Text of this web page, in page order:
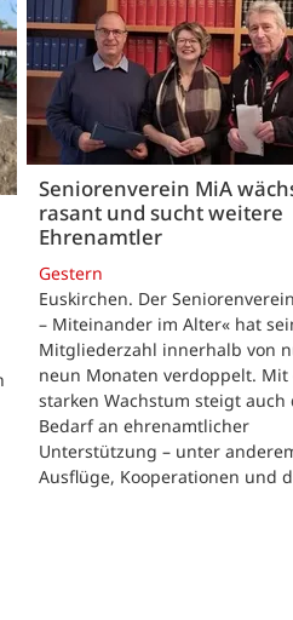
Seniorenverein MiA
rasant und sucht weitere
Ehrenamtler
Gestern
Euskirchen. Der
– Miteinander im Alter« hat
Mitgliederzahl innerhalb von
neun Monaten verdoppelt. Mit
starken Wachstum steigt auch
Bedarf an ehrenamtlicher
Unterstützung – unter
Ausflüge, Kooperationen und